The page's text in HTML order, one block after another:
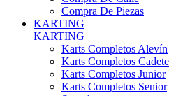
KARTING
KARTING
Karts Completos Alevín
Karts Completos Cadete
Karts Completos Junior
Karts Completos Senior
Superkart